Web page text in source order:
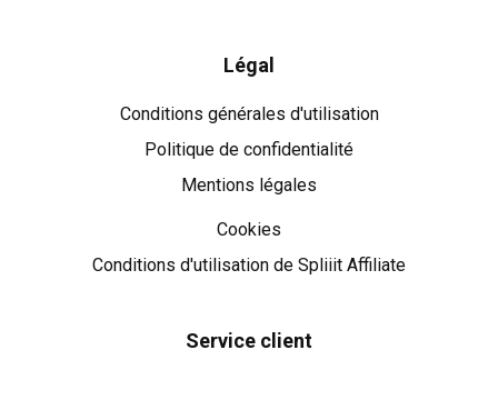
Légal
Conditions générales d'utilisation
Politique de confidentialité
Mentions légales
Cookies
Cookies
Conditions d'utilisation de Spliiit Affiliate
Service client